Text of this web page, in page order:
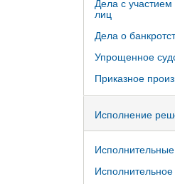
Дела с
лиц
Дела о
Упрощенное
Приказное
Исполнение